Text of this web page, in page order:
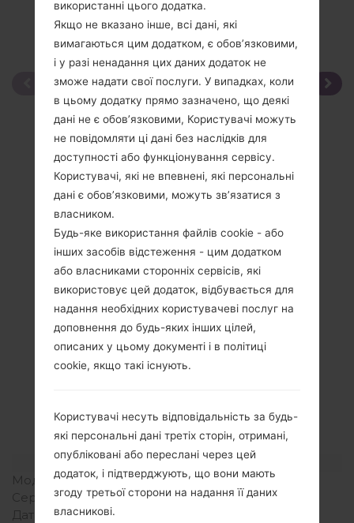
LG235C(LG235C)
Модель та її характеристики
Модель
LG235C
Серія
LG Others
Дата випуску
використанні цього додатка.
Якщо не вказано інше, всі дані, які
вимагаються цим додатком, є обов’язковими,
і у разі ненадання цих даних додаток не
зможе надати свої послуги. У випадках, коли
в цьому додатку прямо зазначено, що деякі
дані не є обов’язковими, Користувачі можуть
не повідомляти ці дані без наслідків для
доступності або функціонування сервісу.
Користувачі, які не впевнені, які персональні
дані є обов’язковими, можуть зв’язатися з
власником.
Будь-яке використання файлів cookie - або
інших засобів відстеження - цим додатком
або власниками сторонніх сервісів, які
використовує цей додаток, відбувається для
надання необхідних користувачеві послуг на
доповнення до будь-яких інших цілей,
описаних у цьому документі і в політиці
cookie, якщо такі існують.
Користувачі несуть відповідальність за будь-
які персональні дані третіх сторін, отримані,
опубліковані або переслані через цей
додаток, і підтверджують, що вони мають
згоду третьої сторони на надання її даних
власникові.